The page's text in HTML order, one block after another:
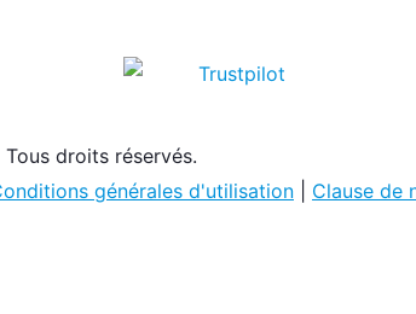
droits réservés.
générales d'utilisation Clause de